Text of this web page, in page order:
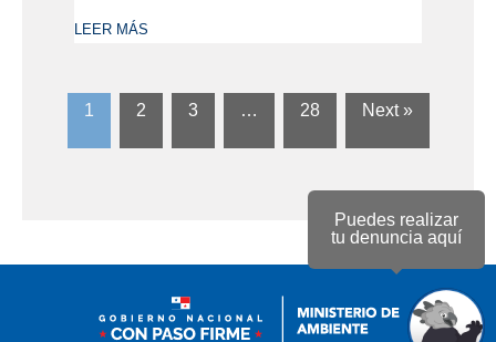
Puedes realizar
tu denuncia aquí
LEER MÁS
1 2 3 … 28 Next »